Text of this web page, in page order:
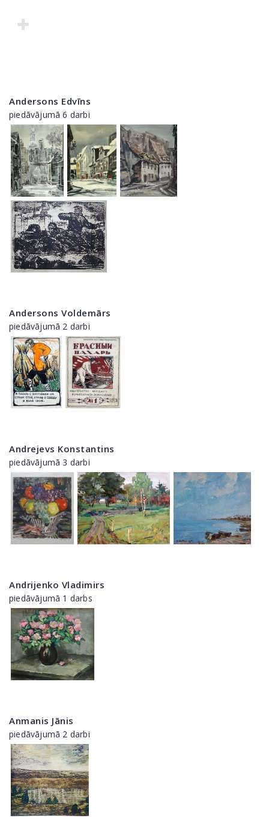
Andersons Edvīns
piedāvājumā 6 darbi
Andersons Voldemārs
piedāvājumā 2 darbi
Andrejevs Konstantins
piedāvājumā 3 darbi
Andrijenko Vladimirs
piedāvājumā 1 darbs
Anmanis Jānis
piedāvājumā 2 darbi